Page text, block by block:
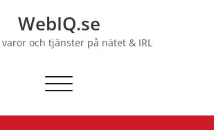
WebIQ.se
och tjänster på nätet & IRL
Slå på/av navigering